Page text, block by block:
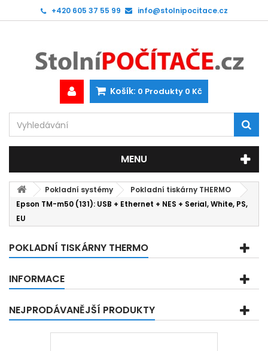
+420 605 37 55 99 info@stolnipocitace.cz
Košík: 0 Produkty 0 Kč
MENU
Pokladní systémy
Pokladní tiskárny THERMO
Epson TM-m50 (131): USB + Ethernet + NES + Serial, White, PS,
EU
POKLADNÍ TISKÁRNY THERMO
INFORMACE
NEJPRODÁVANĚJŠÍ PRODUKTY